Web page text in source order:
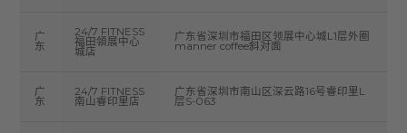
广
东
24/7 FITNESS
福田領展中心
城店
广东省深圳市福田区领展中心城L1层外圈
manner coffee斜对面
广
东
24/7 FITNESS
南山睿印里店
广东省深圳市南山区深云路16号睿印里L
层S-063